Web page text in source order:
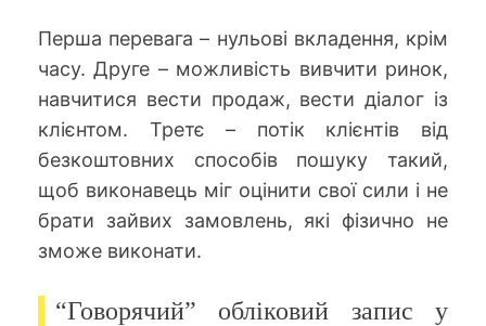
Перша перевага – нульові вкладення, крім
часу. Друге – можливість вивчити ринок,
навчитися вести продаж, вести діалог із
клієнтом. Третє – потік клієнтів від
безкоштовних способів пошуку такий,
щоб виконавець міг оцінити свої сили і не
брати зайвих замовлень, які фізично не
зможе виконати.
“Говорячий” обліковий запис у